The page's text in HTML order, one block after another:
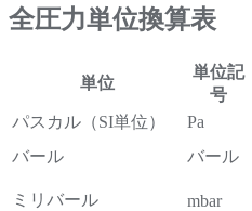
全圧力単位換算表
単位
単位記
号
パスカル（SI単位） Pa
バール
バール
ミリバール
mbar